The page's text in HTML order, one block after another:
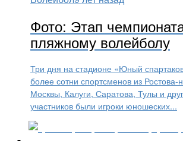
Фото: Этап
пляжному волейболу
Три дня на стадионе «Юный
более сотни спортсменов из Ростова-
Москвы, Калуги, Саратова, Тулы и
участников были игроки юношеских...